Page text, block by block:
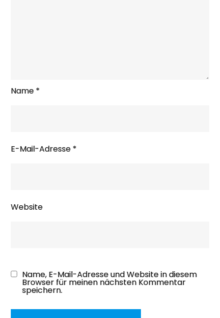
Name *
E-Mail-Adresse *
Website
Name, E-Mail-Adresse und Website in diesem
Browser für meinen nächsten Kommentar
speichern.